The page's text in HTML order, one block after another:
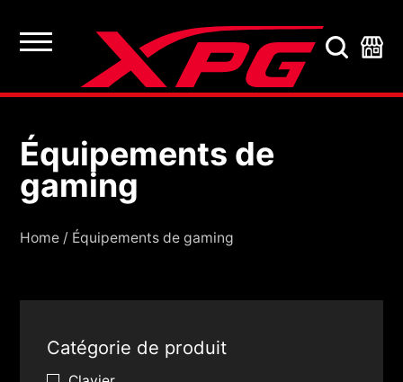
Équipements de
Équipements de
gaming
Home / Équipements de gaming
Catégorie de produit